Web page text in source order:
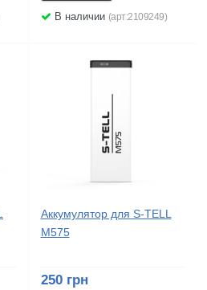
В наличии (арт:2109249)
Аккумулятор для S-TELL
M575
250 грн